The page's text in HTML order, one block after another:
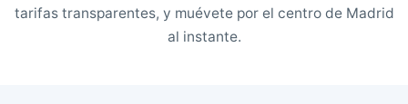
tarifas transparentes, y muévete por el centro de Madrid
al instante.